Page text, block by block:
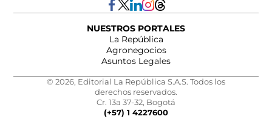
NUESTROS PORTALES
La República
Agronegocios
Asuntos Legales
© 2026, Editorial La República S.A.S. Todos los
derechos reservados.
Cr. 13a 37-32, Bogotá
(+57) 1 4227600